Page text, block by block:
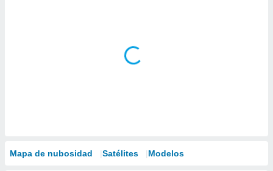
Mapa de nubosidad Satélites Modelos